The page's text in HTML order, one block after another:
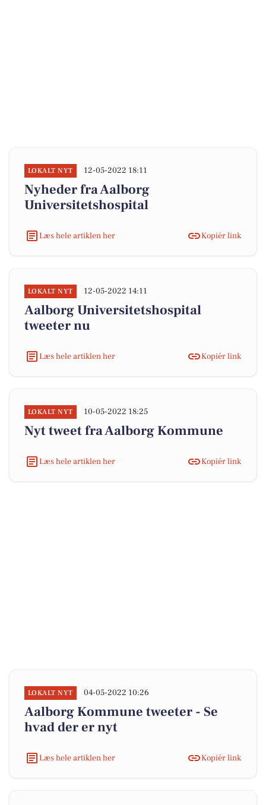
LOKALT NYT 12-05-2022 18:11
Nyheder fra Aalborg
Universitetshospital
Læs hele artiklen her Kopiér link
LOKALT NYT 12-05-2022 14:11
Aalborg Universitetshospital
tweeter nu
Læs hele artiklen her Kopiér link
LOKALT NYT 10-05-2022 18:25
Nyt tweet fra Aalborg Kommune
Læs hele artiklen her Kopiér link
LOKALT NYT 04-05-2022 10:26
Aalborg Kommune tweeter - Se
hvad der er nyt
Læs hele artiklen her Kopiér link